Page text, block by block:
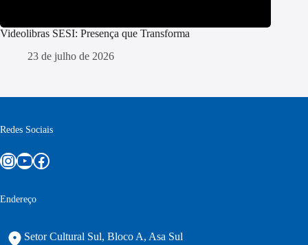
Videolibras SESI: Presença que Transforma
23 de julho de 2026
Redes Sociais
Instagram
Youtube
Facebook
Endereço
Setor Cultural Sul, Bloco A, Asa Sul